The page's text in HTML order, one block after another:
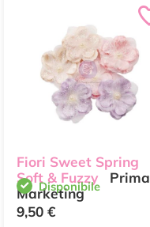
Fiori Sweet Spring
Soft & Fuzzy
Prima
Marketing
Disponibile
9,50 €